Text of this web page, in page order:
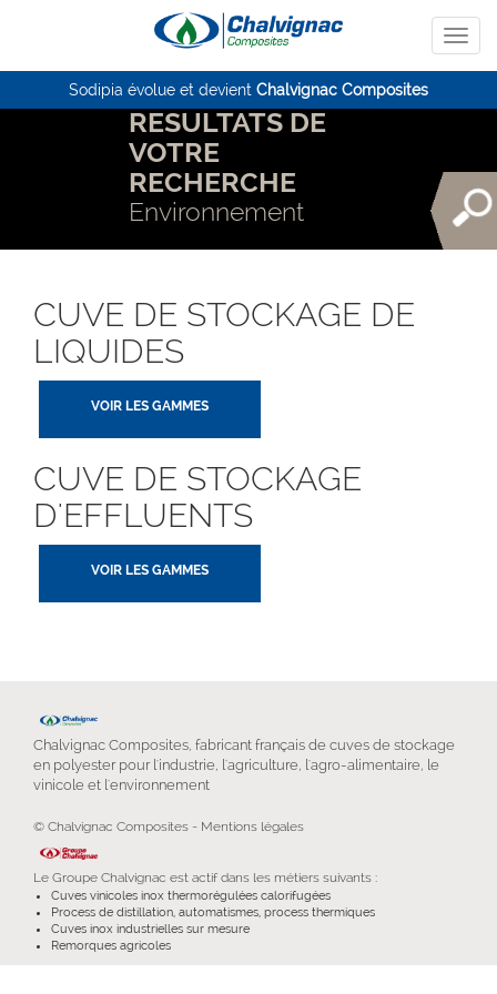
Sodipia évolue et devient Chalvignac Composites
RESULTATS DE
VOTRE
RECHERCHE
Environnement
CUVE DE STOCKAGE DE
LIQUIDES
VOIR LES GAMMES
CUVE DE STOCKAGE
D'EFFLUENTS
VOIR LES GAMMES
Chalvignac Composites, fabricant français de cuves de stockage
en polyester pour l'industrie, l'agriculture, l'agro-alimentaire, le
vinicole et l'environnement
© Chalvignac Composites - Mentions légales
Le Groupe Chalvignac est actif dans les métiers suivants :
Cuves vinicoles inox thermorégulées calorifugées
Process de distillation, automatismes, process thermiques
Cuves inox industrielles sur mesure
Remorques agricoles